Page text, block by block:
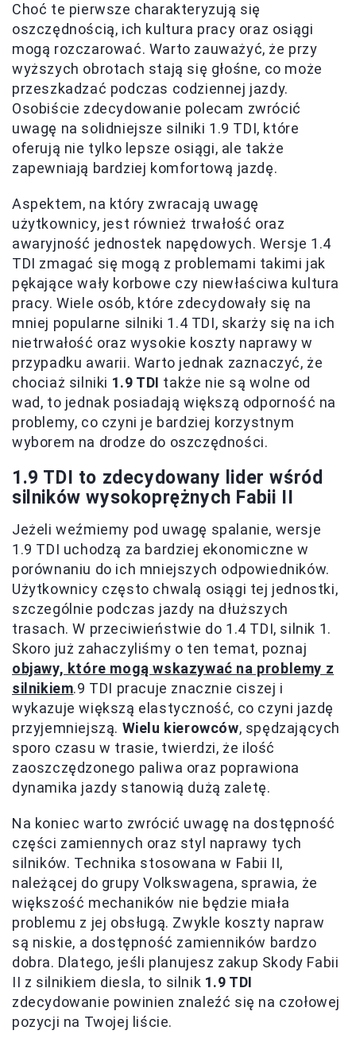
Choć te pierwsze charakteryzują się
oszczędnością, ich kultura pracy oraz osiągi
mogą rozczarować. Warto zauważyć, że przy
wyższych obrotach stają się głośne, co może
przeszkadzać podczas codziennej jazdy.
Osobiście zdecydowanie polecam zwrócić
uwagę na solidniejsze silniki 1.9 TDI, które
oferują nie tylko lepsze osiągi, ale także
zapewniają bardziej komfortową jazdę.
Aspektem, na który zwracają uwagę
użytkownicy, jest również trwałość oraz
awaryjność jednostek napędowych. Wersje 1.4
TDI zmagać się mogą z problemami takimi jak
pękające wały korbowe czy niewłaściwa kultura
pracy. Wiele osób, które zdecydowały się na
mniej popularne silniki 1.4 TDI, skarży się na ich
nietrwałość oraz wysokie koszty naprawy w
przypadku awarii. Warto jednak zaznaczyć, że
chociaż silniki 1.9 TDI także nie są wolne od
wad, to jednak posiadają większą odporność na
problemy, co czyni je bardziej korzystnym
wyborem na drodze do oszczędności.
1.9 TDI to zdecydowany lider wśród
silników wysokoprężnych Fabii II
Jeżeli weźmiemy pod uwagę spalanie, wersje
1.9 TDI uchodzą za bardziej ekonomiczne w
porównaniu do ich mniejszych odpowiedników.
Użytkownicy często chwalą osiągi tej jednostki,
szczególnie podczas jazdy na dłuższych
trasach. W przeciwieństwie do 1.4 TDI, silnik 1.
Skoro już zahaczyliśmy o ten temat, poznaj
objawy, które mogą wskazywać na problemy z
silnikiem.9 TDI pracuje znacznie ciszej i
wykazuje większą elastyczność, co czyni jazdę
przyjemniejszą. Wielu kierowców, spędzających
sporo czasu w trasie, twierdzi, że ilość
zaoszczędzonego paliwa oraz poprawiona
dynamika jazdy stanowią dużą zaletę.
Na koniec warto zwrócić uwagę na dostępność
części zamiennych oraz styl naprawy tych
silników. Technika stosowana w Fabii II,
należącej do grupy Volkswagena, sprawia, że
większość mechaników nie będzie miała
problemu z jej obsługą. Zwykle koszty napraw
są niskie, a dostępność zamienników bardzo
dobra. Dlatego, jeśli planujesz zakup Skody Fabii
II z silnikiem diesla, to silnik 1.9 TDI
zdecydowanie powinien znaleźć się na czołowej
pozycji na Twojej liście.